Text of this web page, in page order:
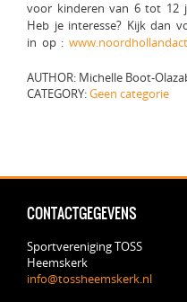
voor kinderen van 6 tot 12
Heb je interesse? Kijk dan
in op :
AUTHOR: Michelle Boot-
CATEGORY:Geen categorie
CONTACTGEGEVENS
Sportvereniging TOSS
Heemskerk
info@tossheemskerk.nl